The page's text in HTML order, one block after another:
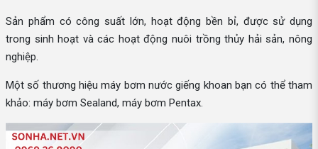
Sản phẩm có công suất lớn, hoạt động bền bỉ, được sử dụng
trong sinh hoạt và các hoạt động nuôi trồng thủy hải sản, nông
nghiệp.
Một số thương hiệu máy bơm nước giếng khoan bạn có thể tham
khảo: máy bơm Sealand, máy bơm Pentax.